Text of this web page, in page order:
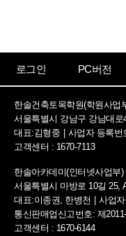
로그인 PC버전
한솔건축토목학원(학원사업
서울특별시 강남구 강남대
대표:김형중
사업자 등록번
고객센터 : 1670-7113
한솔아카데미(인터넷사업부)
서울특별시 마방로 10길 25,
대표:이종권, 한병천
사업
통신판매업신고번호: 제
고객센터 : 1670-6144